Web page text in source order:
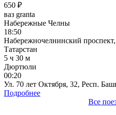
650 ₽
ваз granta
Набережные Челны
18:50
Набережночелнинский
Татарстан
5 ч 30 м
Дюртюли
00:20
Ул. 70 лет Октября, 32, Респ.
Подробнее
Все